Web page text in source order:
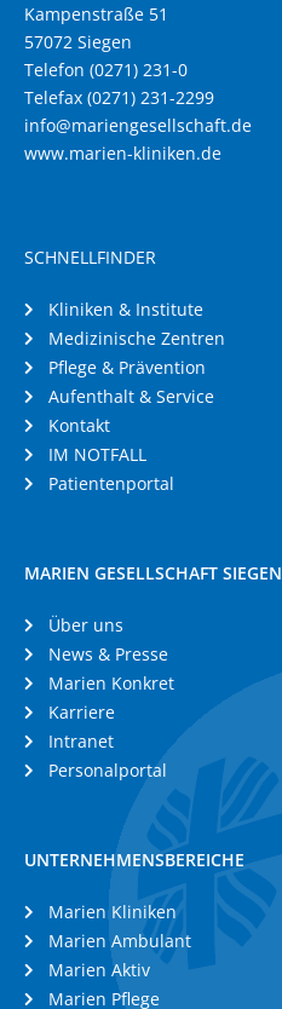
Kampenstraße 51
57072 Siegen
Telefon (0271) 231-0
Telefax (0271) 231-2299
info@mariengesellschaft.de
www.marien-kliniken.de
SCHNELLFINDER
Kliniken & Institute
Medizinische Zentren
Pflege & Prävention
Aufenthalt & Service
Kontakt
IM NOTFALL
Patientenportal
MARIEN GESELLSCHAFT SIEGEN
Über uns
News & Presse
Marien Konkret
Karriere
Intranet
Personalportal
UNTERNEHMENSBEREICHE
Marien Kliniken
Marien Ambulant
Marien Aktiv
Marien Pflege